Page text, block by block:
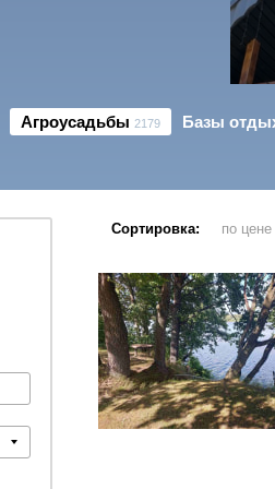
Агроусадьбы 2179 Базы
Сортировка:
по цене
33 фото